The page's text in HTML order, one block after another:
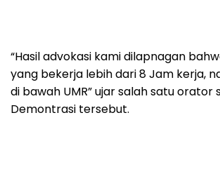
“Hasil advokasi kami dilapnagan
yang bekerja lebih dari 8 Jam kerja,
di bawah UMR” ujar salah satu orator
Demontrasi tersebut.